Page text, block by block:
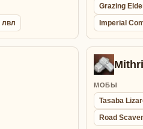
лвл
Grazing
Imperial
МОБЫ
Tasaba
Road